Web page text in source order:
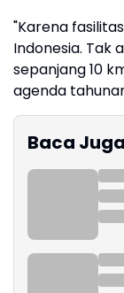
"Karena
Indonesia. Tak
sepanjang 10
agenda
Baca Juga